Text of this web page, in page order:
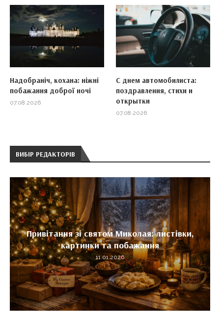
Надобраніч, кохана: ніжні
побажання доброї ночі
07.08.2026
С днем автомобилиста:
поздравления, стихи и
открытки
07.08.2026
ВИБІР РЕДАКТОРІВ
Привітання зі святом Миколая: листівки,
картинки та побажання
11.01.2026